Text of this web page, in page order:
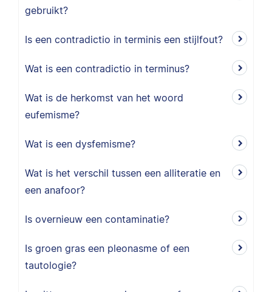
gebruikt?
Is een contradictio in terminis een stijlfout?
Wat is een contradictio in terminus?
Wat is de herkomst van het woord
eufemisme?
Wat is een dysfemisme?
Wat is het verschil tussen een alliteratie en
een anafoor?
Is overnieuw een contaminatie?
Is groen gras een pleonasme of een
tautologie?